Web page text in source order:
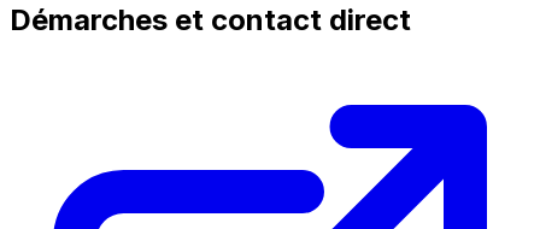
Démarches et contact direct